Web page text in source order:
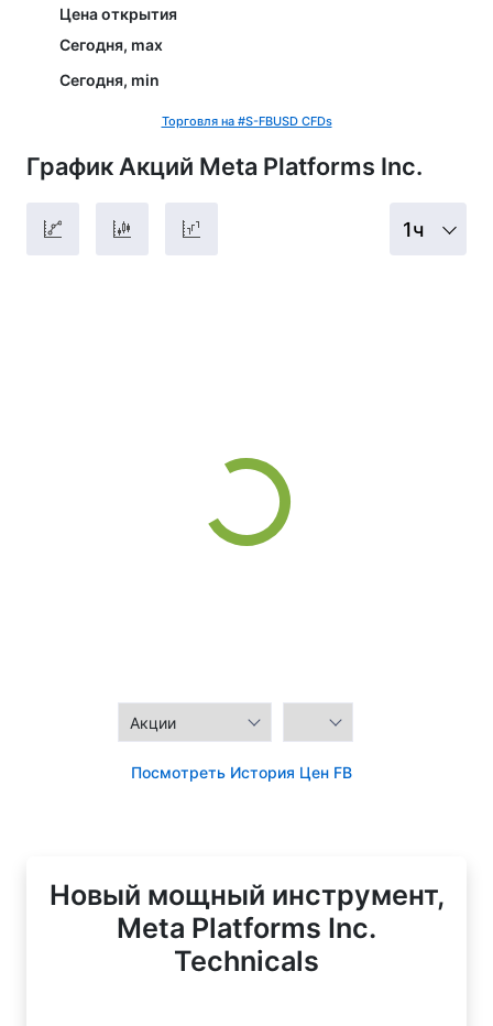
График Акций Meta Platforms Inc.
1ч
Посмотреть История Цен FB
Цена открытия
Сегодня, max
Сегодня, min
Торговля на #S-FBUSD CFDs
Новый мощный инструмент,
Meta Platforms Inc.
Technicals